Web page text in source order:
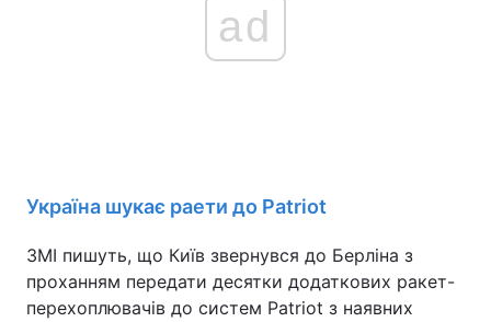
ad
Україна шукає раети до Patriot
ЗМІ пишуть, що Київ звернувся до Берліна з
проханням передати десятки додаткових ракет-
перехоплювачів до систем Patriot з наявних